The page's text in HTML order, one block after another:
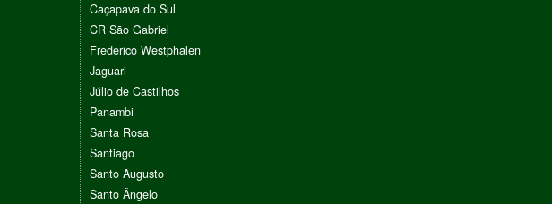
Caçapava do Sul
CR São Gabriel
Frederico Westphalen
Jaguari
Júlio de Castilhos
Panambi
Santa Rosa
Santiago
Santo Augusto
Santo Ângelo